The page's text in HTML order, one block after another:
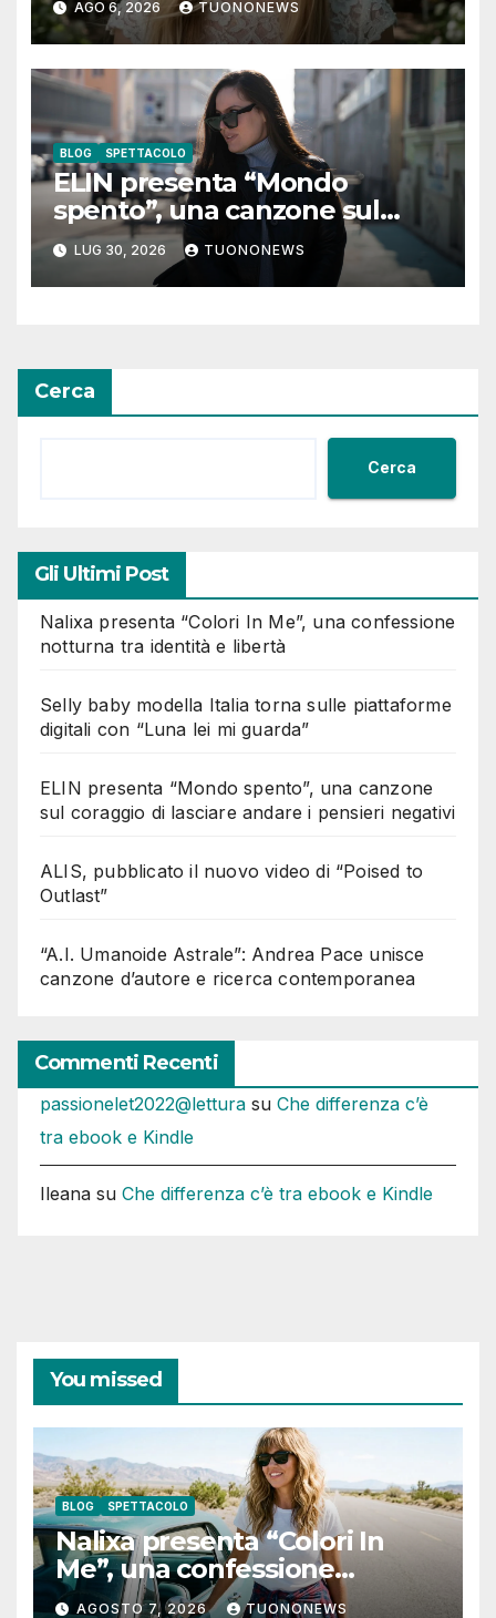
guarda”
AGO 6, 2026 TUONONEWS
BLOG SPETTACOLO
ELIN presenta “Mondo
spento”, una canzone sul
coraggio di lasciare andare i
pensieri negativi
LUG 30, 2026 TUONONEWS
Cerca
Cerca
Gli Ultimi Post
Nalixa presenta “Colori In Me”, una confessione
notturna tra identità e libertà
Selly baby modella Italia torna sulle piattaforme
digitali con “Luna lei mi guarda”
ELIN presenta “Mondo spento”, una canzone
sul coraggio di lasciare andare i pensieri negativi
ALIS, pubblicato il nuovo video di “Poised to
Outlast”
“A.I. Umanoide Astrale”: Andrea Pace unisce
canzone d’autore e ricerca contemporanea
Commenti Recenti
passionelet2022@lettura su Che differenza c’è
tra ebook e Kindle
Ileana su Che differenza c’è tra ebook e Kindle
You missed
BLOG SPETTACOLO
Nalixa presenta “Colori In
Me”, una confessione
notturna tra identità e libertà
AGOSTO 7, 2026 TUONONEWS